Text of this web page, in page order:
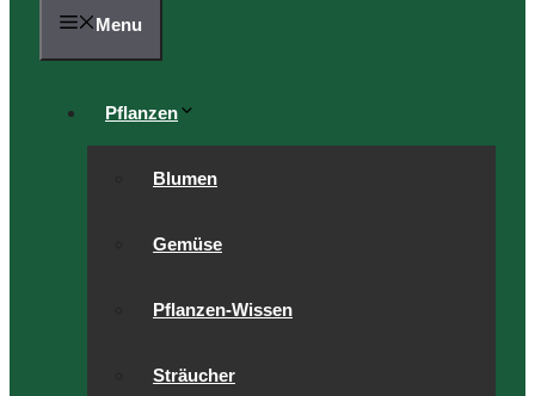
Menu
Pflanzen
Blumen
Gemüse
Pflanzen-Wissen
Sträucher